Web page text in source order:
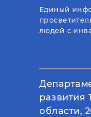
Единый
людей с
развития
области,